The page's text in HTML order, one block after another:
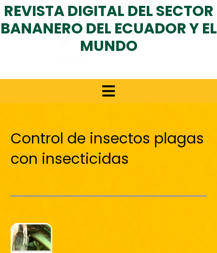
REVISTA DIGITAL DEL SECTOR
BANANERO DEL ECUADOR Y EL
MUNDO
Control de insectos plagas
con insecticidas